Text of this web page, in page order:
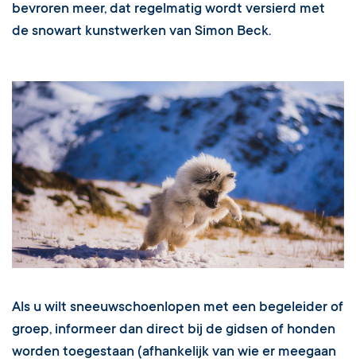
bevroren meer, dat regelmatig wordt versierd met
de snowart kunstwerken van Simon Beck.
Als u wilt sneeuwschoenlopen met een begeleider of
groep, informeer dan direct bij de gidsen of honden
worden toegestaan (afhankelijk van wie er meegaan